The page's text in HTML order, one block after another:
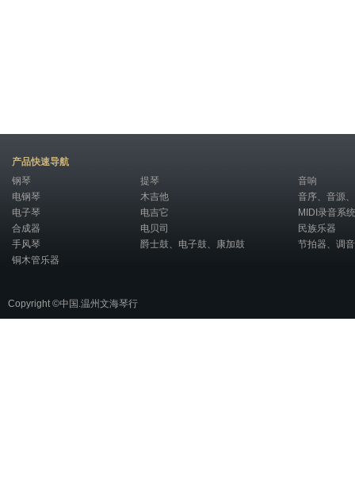
产品快速导航
钢琴
电钢琴
电子琴
合成器
手风琴
铜木管乐器
提琴
木吉他
电吉它
电贝司
爵士鼓、电子鼓、康加鼓
音响
音序、音源
MIDI录音系统
民族乐器
节拍器、调
Copyright ©中国.温州文海琴行